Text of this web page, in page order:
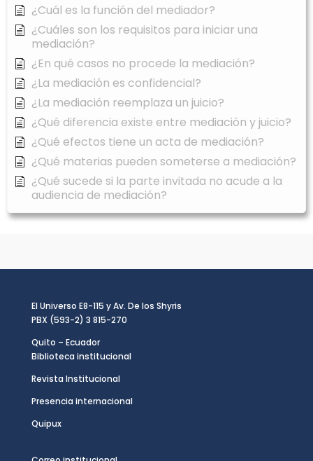
¿Cuál es la función del mediador?
¿Cuáles son los requisitos para iniciar una
mediación?
¿En qué casos no procede la mediación?
¿La mediación es confidencial?
¿La mediación reemplaza un juicio?
¿Qué diferencia existe entre mediación y juicio?
¿Qué efectos tiene un acta de mediación?
¿Qué materias pueden someterse a mediación?
¿Qué sucede si la parte invitada no acude a la
audiencia de mediación?
El Universo E8-115 y Av. De los Shyris
PBX (593-2) 3 815-270
Quito – Ecuador
Biblioteca institucional
Revista Institucional
Presencia internacional
Quipux